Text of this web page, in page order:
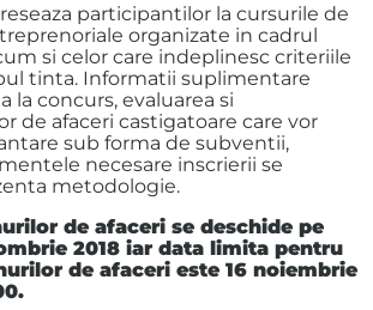
participantilor la cursurile de
organizate in cadrul
si celor care indeplinesc criteriile
tinta. Informatii suplimentare
la concurs, evaluarea si
de afaceri castigatoare care vor
sub forma de subventii,
necesare inscrierii se
metodologie.
de afaceri se deschide pe
2018 iar data limita pentru
de afaceri este 16 noiembrie